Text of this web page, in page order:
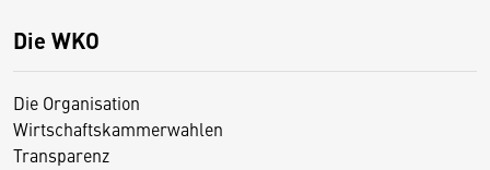
Die WKO
Die Organisation
Wirtschaftskammerwahlen
Transparenz